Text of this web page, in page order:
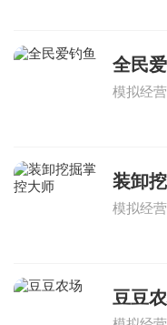
全民
模拟经营
装卸
模拟经营
豆豆